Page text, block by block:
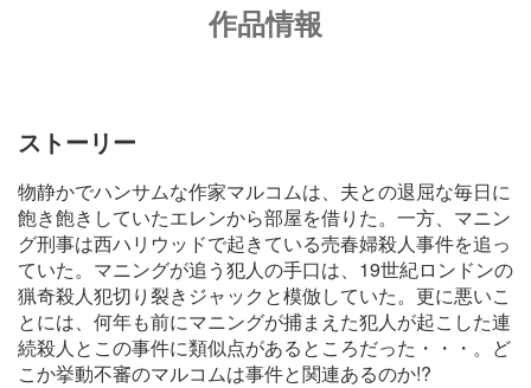
作品情報
ストーリー
物静かでハンサムな作家マルコムは、夫との退屈な毎日に
飽き飽きしていたエレンから部屋を借りた。一方、マニン
グ刑事は西ハリウッドで起きている売春婦殺人事件を追っ
ていた。マニングが追う犯人の手口は、19世紀ロンドンの
猟奇殺人犯切り裂きジャックと模倣していた。更に悪いこ
とには、何年も前にマニングが捕まえた犯人が起こした連
続殺人とこの事件に類似点があるところだった・・・。ど
こか挙動不審のマルコムは事件と関連あるのか!?